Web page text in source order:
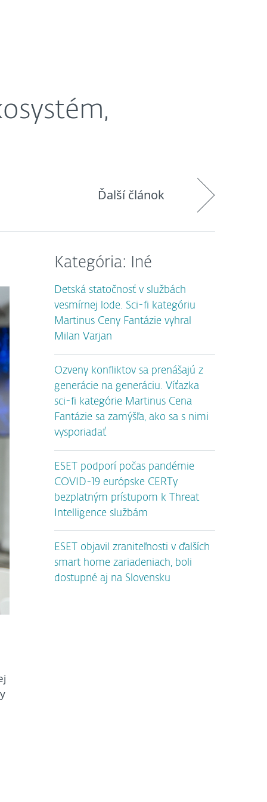
Ďalší článok
Kategória: Iné
Detská statočnosť v službách
vesmírnej lode. Sci-fi kategóriu
Martinus Ceny Fantázie vyhral
Milan Varjan
Ozveny konfliktov sa prenášajú z
generácie na generáciu. Víťazka
sci-fi kategórie Martinus Cena
Fantázie sa zamýšľa, ako sa s nimi
vysporiadať
ESET podporí počas pandémie
COVID-19 európske CERTy
bezplatným prístupom k Threat
Intelligence službám
ESET objavil zraniteľnosti v ďalších
smart home zariadeniach, boli
dostupné aj na Slovensku